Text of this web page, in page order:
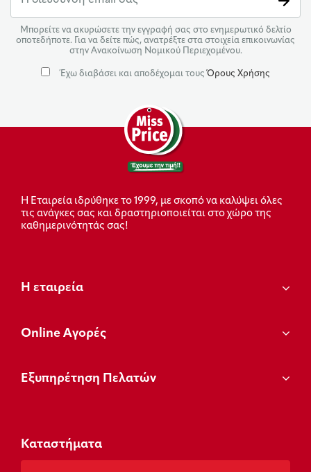
Μπορείτε να ακυρώσετε την εγγραφή σας στο ενημερωτικό δελτίο
οποτεδήποτε. Για να δείτε πώς, ανατρέξτε στα στοιχεία επικοινωνίας
στην Ανακοίνωση Νομικού Περιεχομένου.
Έχω διαβάσει και αποδέχομαι τουςΌρους Χρήσης
Η Εταιρεία ιδρύθηκε το 1999, με σκοπό να καλύψει όλες
τις ανάγκες σας και δραστηριοποιείται στο χώρο της
καθημερινότητάς σας!
Η εταιρεία
Οnline Αγορές
Εξυπηρέτηση Πελατών
Καταστήματα